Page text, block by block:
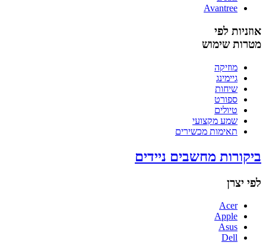
Avantree
אוזניות לפי
מטרות שימוש
מוזיקה
גיימינג
שיחות
ספורט
טיולים
שמע מקצועי
תאימות מכשירים
ביקורות מחשבים ניידים
לפי יצרן
Acer
Apple
Asus
Dell